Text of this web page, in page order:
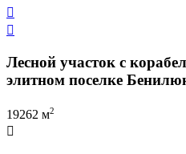


Лесной участок с
элитном поселке
19262 м2
